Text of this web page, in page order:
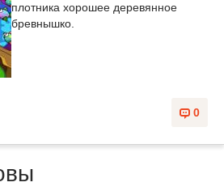
плотника хорошее деревянное
бревнышко.
0